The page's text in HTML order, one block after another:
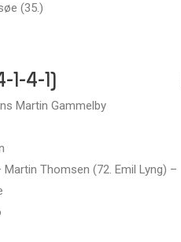
(35.)
4-1)
Martin Gammelby
Martin Thomsen (72. Emil Lyng) –